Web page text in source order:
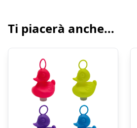
Ti piacerà anche...